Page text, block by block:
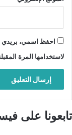
احفظ اسمي، بريدي
لاستخدامها المرة
تابعونا على